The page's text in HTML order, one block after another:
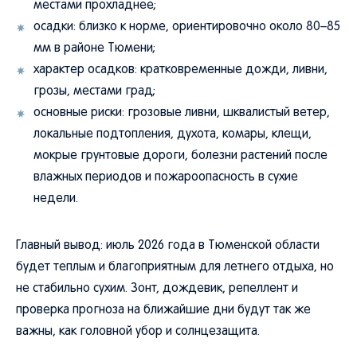
местами прохладнее;
осадки: близко к норме, ориентировочно около 80–85
мм в районе Тюмени;
характер осадков: кратковременные дожди, ливни,
грозы, местами град;
основные риски: грозовые ливни, шквалистый ветер,
локальные подтопления, духота, комары, клещи,
мокрые грунтовые дороги, болезни растений после
влажных периодов и пожароопасность в сухие
недели.
Главный вывод: июль 2026 года в Тюменской области
будет теплым и благоприятным для летнего отдыха, но
не стабильно сухим. Зонт, дождевик, репеллент и
проверка прогноза на ближайшие дни будут так же
важны, как головной убор и солнцезащита.